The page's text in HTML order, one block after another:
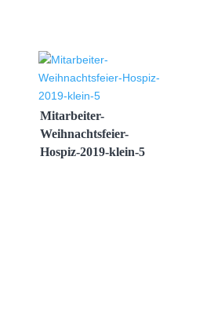
Mitarbeiter-
Weihnachtsfeier-
Hospiz-2019-klein-5